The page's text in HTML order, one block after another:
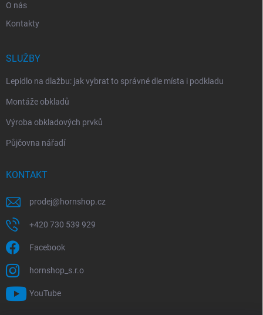
O nás
Kontakty
SLUŽBY
Lepidlo na dlažbu: jak vybrat to správné dle místa i podkladu
Montáže obkladů
Výroba obkladových prvků
Půjčovna nářadí
KONTAKT
prodej@hornshop.cz
+420 730 539 929
Facebook
hornshop_s.r.o
YouTube